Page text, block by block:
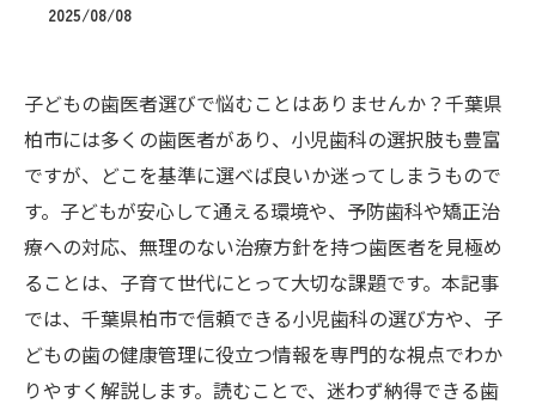
2025/08/08
子どもの歯医者選びで悩むことはありませんか？千葉県
柏市には多くの歯医者があり、小児歯科の選択肢も豊富
ですが、どこを基準に選べば良いか迷ってしまうもので
す。子どもが安心して通える環境や、予防歯科や矯正治
療への対応、無理のない治療方針を持つ歯医者を見極め
ることは、子育て世代にとって大切な課題です。本記事
では、千葉県柏市で信頼できる小児歯科の選び方や、子
どもの歯の健康管理に役立つ情報を専門的な視点でわか
りやすく解説します。読むことで、迷わず納得できる歯